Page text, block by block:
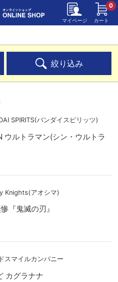
マイページ カート
0
絞り込み
SPIRITS(バンダイスピリッツ)
ウルトラマン(シン・ウルトラ
Knights(アオシマ)
『鬼滅の刃』
スマイルカンパニー
カグラナナ